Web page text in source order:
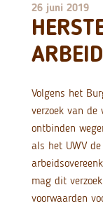
26 juni 2019
Volgens het
verzoek van de
ontbinden
als het UWV
mag dit
voorwaarden